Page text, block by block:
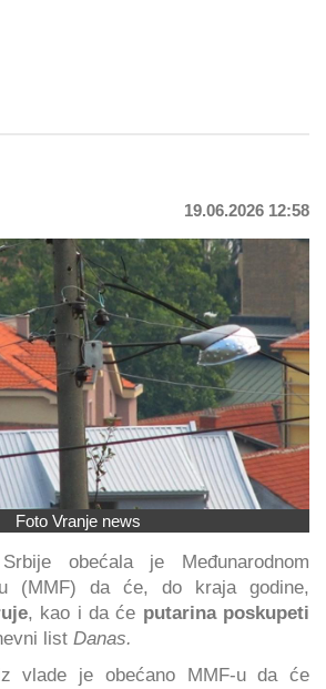
19.06.2026 12:58
Foto Vranje news
obećala je Međunarodnom
(MMF) da će, do kraja godine,
, kao i da će putarina poskupeti
list Danas.
vlade je obećano MMF-u da će